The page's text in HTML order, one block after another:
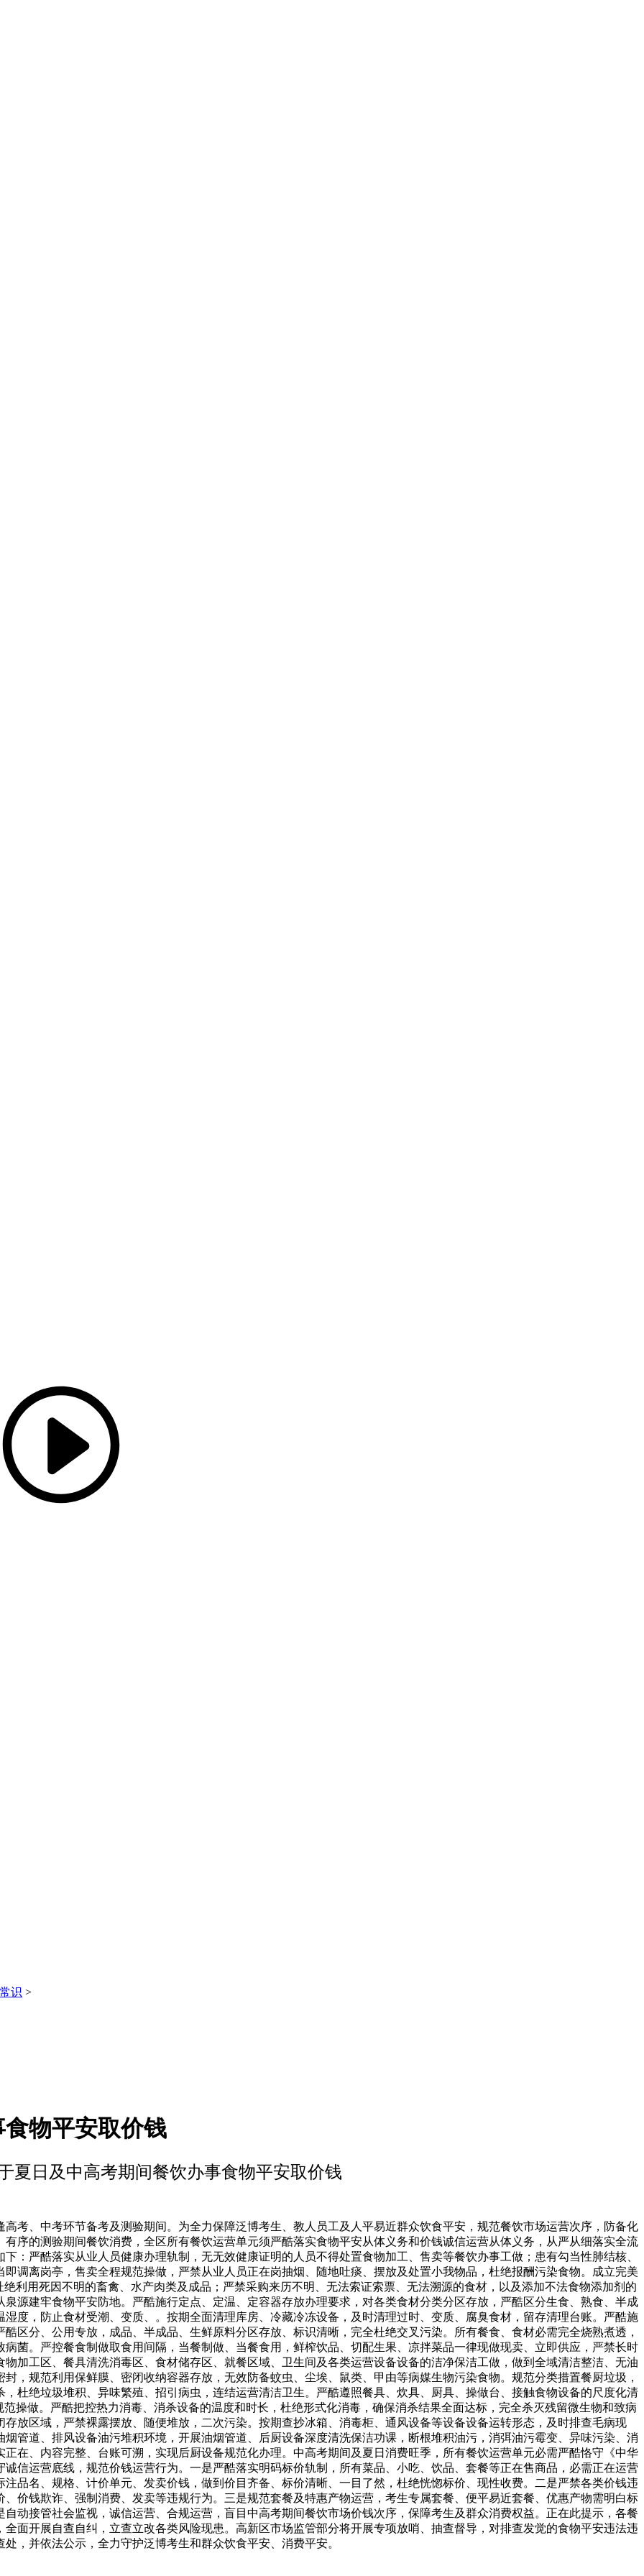
识 >
物平安取价钱
夏日及中高考期间餐饮办事食物平安取价钱
、中考环节备考及测验期间。为全力保障泛博考生、教人员工及人平易近群众饮食平安，规范餐饮市场运营次序，防备化
序的测验期间餐饮消费，全区所有餐饮运营单元须严酷落实食物平安从体义务和价钱诚信运营从体义务，从严从细落实全流
：严酷落实从业人员健康办理轨制，无无效健康证明的人员不得处置食物加工、售卖等餐饮办事工做；患有勾当性肺结核、
调离岗亭，售卖全程规范操做，严禁从业人员正在岗抽烟、随地吐痰、摆放及处置小我物品，杜绝报酬污染食物。成立完美
利用死因不明的畜禽、水产肉类及成品；严禁采购来历不明、无法索证索票、无法溯源的食材，以及添加不法食物添加剂的
源建牢食物平安防地。严酷施行定点、定温、定容器存放办理要求，对各类食材分类分区存放，严酷区分生食、熟食、半成
度，防止食材受潮、变质、。按期全面清理库房、冷藏冷冻设备，及时清理过时、变质、腐臭食材，留存清理台账。严酷施
区分、公用专放，成品、半成品、生鲜原料分区存放、标识清晰，完全杜绝交叉污染。所有餐食、食材必需完全烧熟煮透，
菌。严控餐食制做取食用间隔，当餐制做、当餐食用，鲜榨饮品、切配生果、凉拌菜品一律现做现卖、立即供应，严禁长时
加工区、餐具清洗消毒区、食材储存区、就餐区域、卫生间及各类运营设备设备的洁净保洁工做，做到全域清洁整洁、无油
，规范利用保鲜膜、密闭收纳容器存放，无效防备蚊虫、尘埃、鼠类、甲由等病媒生物污染食物。规范分类措置餐厨垃圾，
杜绝垃圾堆积、异味繁殖、招引病虫，连结运营清洁卫生。严酷遵照餐具、炊具、厨具、操做台、接触食物设备的尺度化清
操做。严酷把控热力消毒、消杀设备的温度和时长，杜绝形式化消毒，确保消杀结果全面达标，完全杀灭残留微生物和致病
放区域，严禁裸露摆放、随便堆放，二次污染。按期查抄冰箱、消毒柜、通风设备等设备设备运转形态，及时排查毛病现
管道、排风设备油污堆积环境，开展油烟管道、后厨设备深度清洗保洁功课，断根堆积油污，消弭油污霉变、异味污染、消
在、内容完整、台账可溯，实现后厨设备规范化办理。中高考期间及夏日消费旺季，所有餐饮运营单元必需严酷恪守《中华
信运营底线，规范价钱运营行为。一是严酷落实明码标价轨制，所有菜品、小吃、饮品、套餐等正在售商品，必需正在运营
品名、规格、计价单元、发卖价钱，做到价目齐备、标价清晰、一目了然，杜绝恍惚标价、现性收费。二是严禁各类价钱违
价钱欺诈、强制消费、发卖等违规行为。三是规范套餐及特惠产物运营，考生专属套餐、便平易近套餐、优惠产物需明白标
动接管社会监视，诚信运营、合规运营，盲目中高考期间餐饮市场价钱次序，保障考生及群众消费权益。正在此提示，各餐
面开展自查自纠，立查立改各类风险现患。高新区市场监管部分将开展专项放哨、抽查督导，对排查发觉的食物平安违法违
，并依法公示，全力守护泛博考生和群众饮食平安、消费平安。